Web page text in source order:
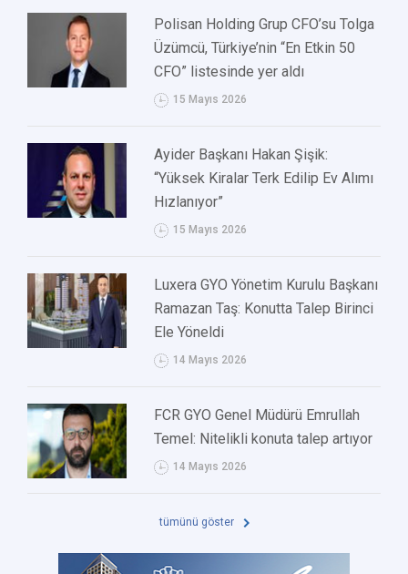
Polisan Holding Grup CFO’su Tolga
Üzümcü, Türkiye’nin “En Etkin 50
CFO” listesinde yer aldı
15 Mayıs 2026
Ayider Başkanı Hakan Şişik:
“Yüksek Kiralar Terk Edilip Ev Alımı
Hızlanıyor”
15 Mayıs 2026
Luxera GYO Yönetim Kurulu Başkanı
Ramazan Taş: Konutta Talep Birinci
Ele Yöneldi
14 Mayıs 2026
FCR GYO Genel Müdürü Emrullah
Temel: Nitelikli konuta talep artıyor
14 Mayıs 2026
tümünü göster